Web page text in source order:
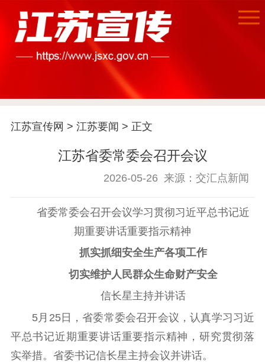
首页
江苏要闻
公示公告
信息公开制度
信息公开指南
告
政策法规
工作动态
理论武装
宣传宣讲
哲学社科
社科强省 工作通知
成果集萃
江苏宣传网 > 江苏要闻 > 正文
江苏省委常委会召开会议
2026-05-26 来源：交汇点新闻
省委常委会召开会议学习贯彻习近平总书记近
期重要讲话重要指示精神
抓实抓细安全生产各项工作
切实维护人民群众生命财产安全
信长星主持并讲话
5月25日，省委常委会召开会议，认真学习习近
平总书记近期重要讲话重要指示精神，研究贯彻落
实举措。省委书记信长星主持会议并讲话。